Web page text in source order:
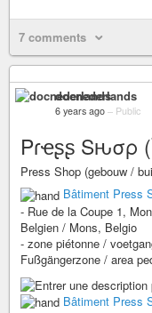
7 comments
docnederlands
6 years ago – Public
Pɾҽʂʂ Sԋσρ
Press Shop (gebouw /
Bâtiment Press
- Rue de la Coupe 1,
Belgien / Mons, Belgio
- zone piétonne /
Fußgängerzone / area
Bâtiment Press